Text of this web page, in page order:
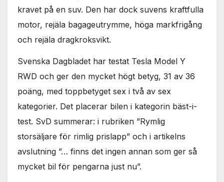
kravet på en suv. Den har dock suvens kraftfulla
motor, rejäla bagageutrymme, höga markfrigång
och rejäla dragkroksvikt.
Svenska Dagbladet har testat Tesla Model Y
RWD och ger den mycket högt betyg, 31 av 36
poäng, med toppbetyget sex i två av sex
kategorier. Det placerar bilen i kategorin bäst-i-
test. SvD summerar: i rubriken ”Rymlig
storsäljare för rimlig prislapp” och i artikelns
avslutning ”… finns det ingen annan som ger så
mycket bil för pengarna just nu”.